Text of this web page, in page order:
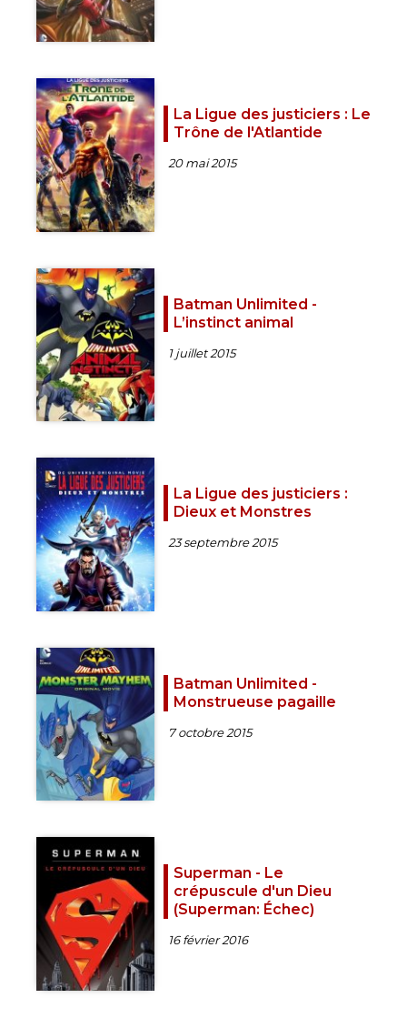
La Ligue des justiciers : Le
Trône de l'Atlantide
20 mai 2015
Batman Unlimited -
L’instinct animal
1 juillet 2015
La Ligue des justiciers :
Dieux et Monstres
23 septembre 2015
Batman Unlimited -
Monstrueuse pagaille
7 octobre 2015
Superman - Le
crépuscule d'un Dieu
(Superman: Échec)
16 février 2016